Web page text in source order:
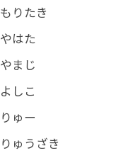
もりたき
やはた
やまじ
よしこ
りゅー
りゅうざき